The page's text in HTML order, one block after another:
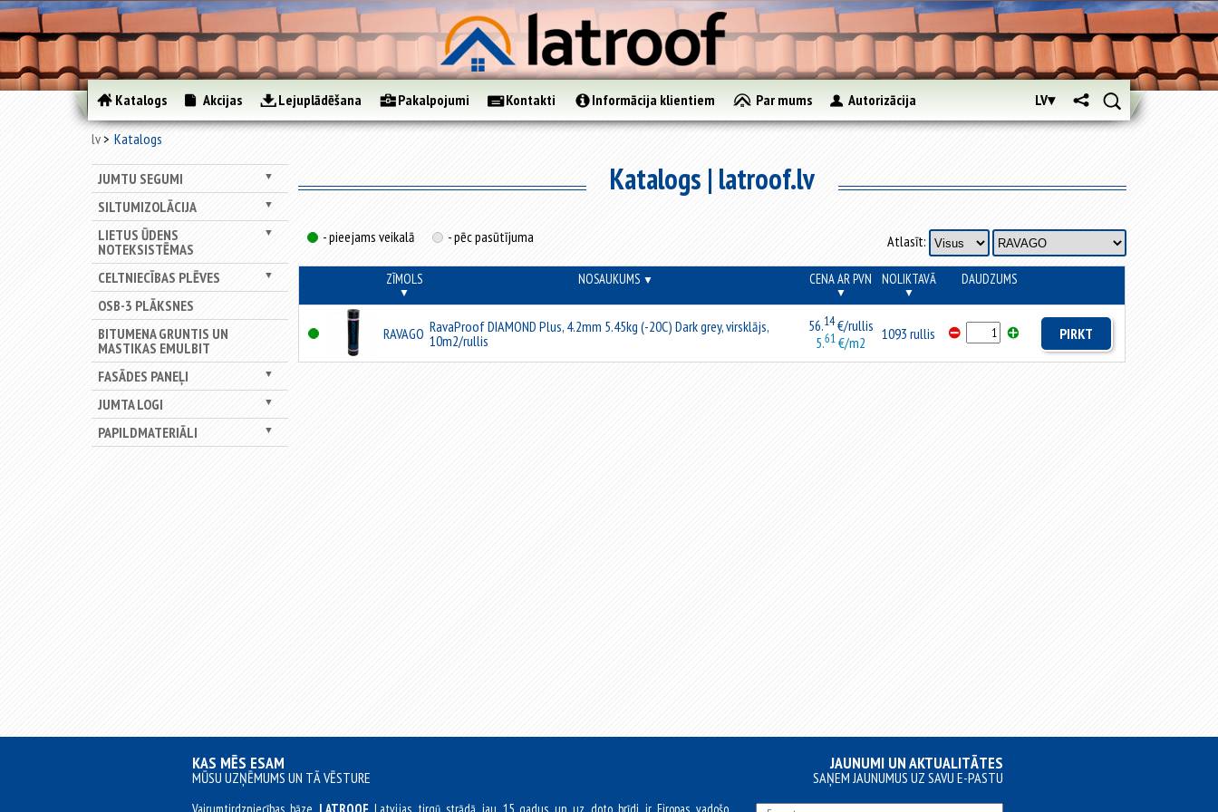
Katalogs Akcijas Lejuplādēšana Pakalpojumi Kontakti Informācija klientiem Par mums Autorizācija LV▾
lv Katalogs
▼
JUMTU SEGUMI
▼
SILTUMIZOLĀCIJA
▼
LIETUS ŪDENS
NOTEKSISTĒMAS
▼
CELTNIECĪBAS PLĒVES
OSB-3 PLĀKSNES
BITUMENA GRUNTIS UN
MASTIKAS EMULBIT
▼
FASĀDES PANEĻI
▼
JUMTA LOGI
▼
PAPILDMATERIĀLI
Katalogs | latroof.lv
- pieejams veikalā - pēc pasūtījuma Atlasīt:
ZĪMOLS
▼
NOSAUKUMS ▼ CENA AR PVN
▼
NOLIKTAVĀ
▼
DAUDZUMS
RAVAGO RavaProof DIAMOND Plus, 4.2mm 5.45kg (-20C) Dark grey, virsklājs,
10m2/rullis
56.14€/rullis
5.61€/m2
1093 rullis PIRKT
KAS MĒS ESAM
MŪSU UZŅĒMUMS UN TĀ VĒSTURE
JAUNUMI UN AKTUALITĀTES
SAŅEM JAUNUMUS UZ SAVU E-PASTU